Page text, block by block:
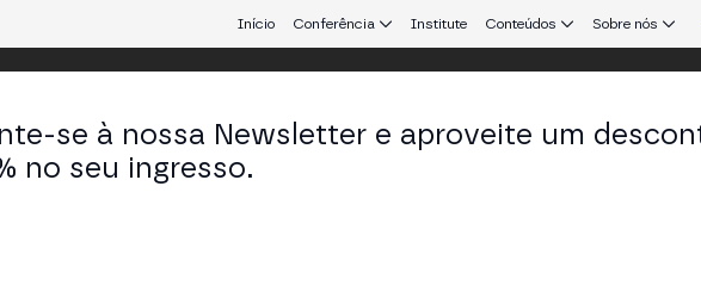
Início Conferência Institute Conteúdos Sobre nós
e Web3 que conecta Europa e América Latina.
se à nossa Newsletter e aproveite um
no seu ingresso.